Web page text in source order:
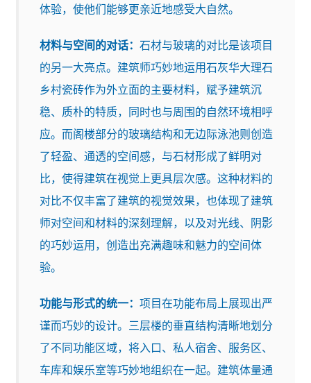
体验，使他们能够更亲近地感受大自然。
材料与空间的对话： 石材与玻璃的对比是该项目
的另一大亮点。建筑师巧妙地运用石灰华大理石
乡村瓷砖作为外立面的主要材料，赋予建筑沉
稳、质朴的特质，同时也与周围的自然环境相呼
应。而阁楼部分的玻璃结构和无边际泳池则创造
了轻盈、通透的空间感，与石材形成了鲜明对
比，使得建筑在视觉上更具层次感。这种材料的
对比不仅丰富了建筑的视觉效果，也体现了建筑
师对空间和材料的深刻理解，以及对光线、阴影
的巧妙运用，创造出充满趣味和魅力的空间体
验。
功能与形式的统一： 项目在功能布局上展现出严
谨而巧妙的设计。三层楼的垂直结构清晰地划分
了不同功能区域，将入口、私人宿舍、服务区、
车库和娱乐室等巧妙地组织在一起。建筑体量通